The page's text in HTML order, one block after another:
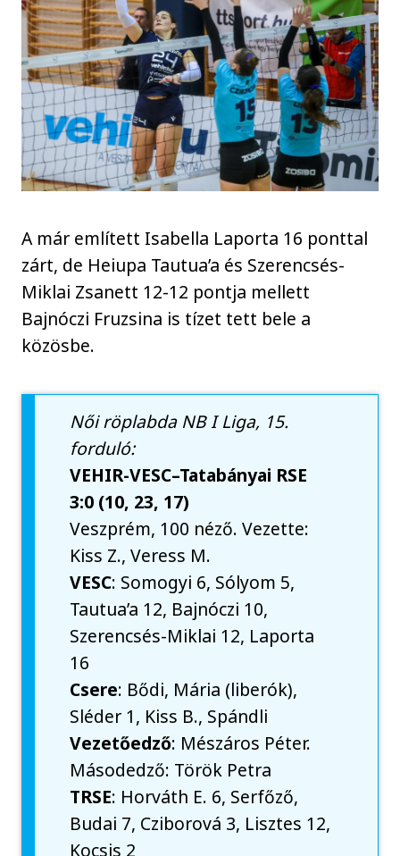
A már említett Isabella Laporta 16 ponttal
zárt, de Heiupa Tautua’a és Szerencsés-
Miklai Zsanett 12-12 pontja mellett
Bajnóczi Fruzsina is tízet tett bele a
közösbe.
Női röplabda NB I Liga, 15.
forduló:
VEHIR-VESC–Tatabányai RSE
3:0 (10, 23, 17)
Veszprém, 100 néző. Vezette:
Kiss Z., Veress M.
VESC: Somogyi 6, Sólyom 5,
Tautua’a 12, Bajnóczi 10,
Szerencsés-Miklai 12, Laporta
16
Csere: Bődi, Mária (liberók),
Sléder 1, Kiss B., Spándli
Vezetőedző: Mészáros Péter.
Másodedző: Török Petra
TRSE: Horváth E. 6, Serfőző,
Budai 7, Cziborová 3, Lisztes 12,
Kocsis 2